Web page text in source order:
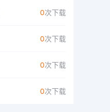
0次下载
0次下载
0次下载
0次下载